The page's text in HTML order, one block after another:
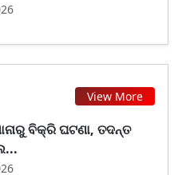
View More
ବିକ୍ରି ଘଟଣା, ତଦନ୍ତ